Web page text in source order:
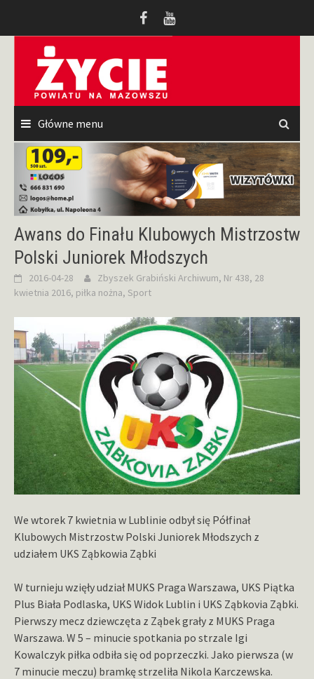
Główne menu
Awans do Finału Klubowych Mistrzostw
Polski Juniorek Młodszych
2016-04-28 Zbyszek Grabiński Archiwum, Nr 438, 28
kwietnia 2016, piłka nożna, Sport
We wtorek 7 kwietnia w Lublinie odbył się Półfinał
Klubowych Mistrzostw Polski Juniorek Młodszych z
udziałem UKS Ząbkowia Ząbki
W turnieju wzięły udział MUKS Praga Warszawa, UKS Piątka
Plus Biała Podlaska, UKS Widok Lublin i UKS Ząbkovia Ząbki.
Pierwszy mecz dziewczęta z Ząbek grały z MUKS Praga
Warszawa. W 5 – minucie spotkania po strzale Igi
Kowalczyk piłka odbiła się od poprzeczki. Jako pierwsza (w
7 minucie meczu) bramkę strzeliła Nikola Karczewska.